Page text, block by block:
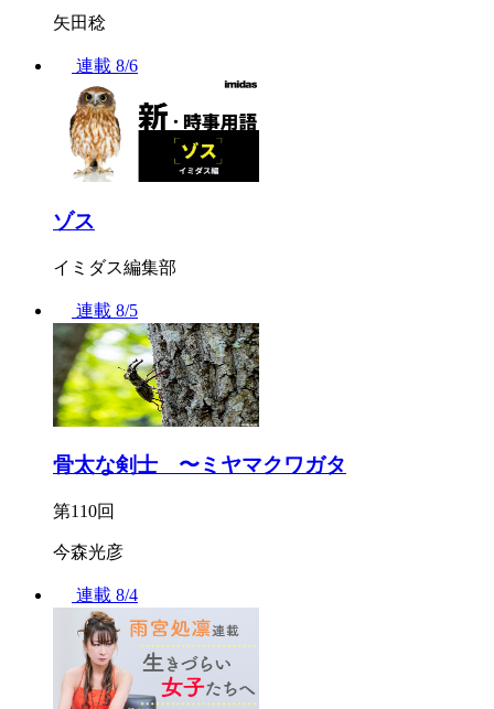
矢田稔
連載 8/6
ゾス
イミダス編集部
連載 8/5
骨太な剣士 〜ミヤマクワガタ
第110回
今森光彦
連載 8/4